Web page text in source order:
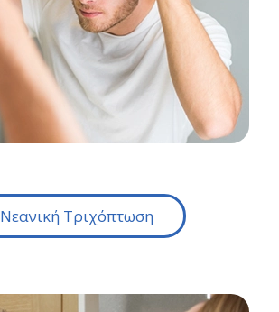
Νεανική Τριχόπτωση